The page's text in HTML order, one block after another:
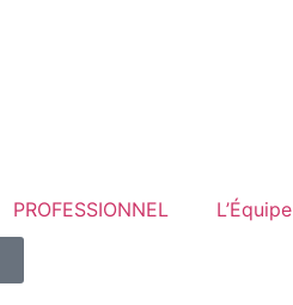
PROFESSIONNEL L’Équipe